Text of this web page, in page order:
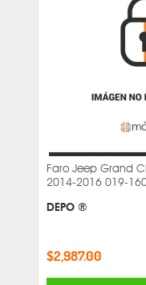
Faro Jeep Grand
2014-2016 019-
DEPO ®
$2,987.00